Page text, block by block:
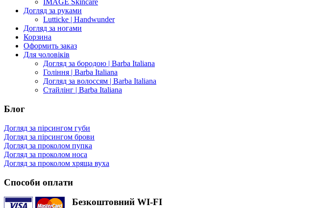
IMAGE Skincare
Догляд за руками
Lutticke | Handwunder
Догляд за ногами
Корзина
Оформить заказ
Для чоловіків
Догляд за бородою | Barba Italiana
Гоління | Barba Italiana
Догляд за волоссям | Barba Italiana
Стайлінг | Barba Italiana
Блог
Догляд за пірсингом губи
Догляд за пірсингом брови
Догляд за проколом пупка
Догляд за проколом носа
Догляд за проколом хряща вуха
Способи оплати
Безкоштовний WI-FI